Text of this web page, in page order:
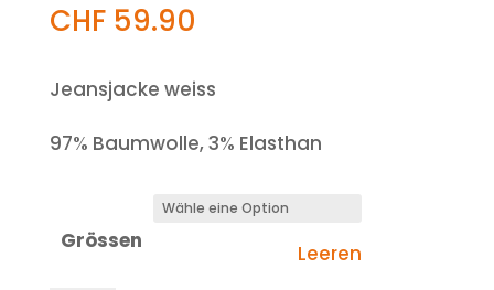
CHF59.90
Jeansjacke weiss
97% Baumwolle, 3% Elasthan
Grössen
Leeren